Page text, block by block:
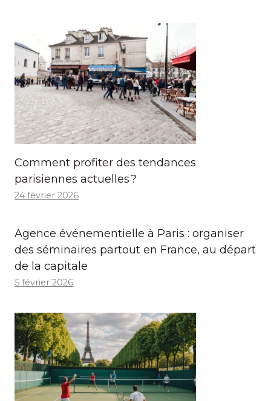
Comment profiter des tendances
parisiennes actuelles ?
24 février 2026
Agence événementielle à Paris : organiser
des séminaires partout en France, au départ
de la capitale
5 février 2026